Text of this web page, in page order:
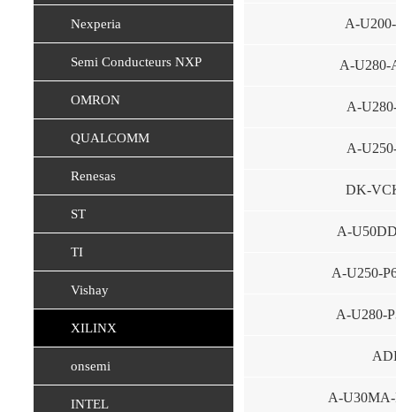
Nexperia
Semi Conducteurs NXP
OMRON
QUALCOMM
Renesas
ST
TI
Vishay
XILINX
onsemi
INTEL
A-
A-U280-
A-
A-
DK-
A-
A-U250-
A-U280-
A-U30MA-